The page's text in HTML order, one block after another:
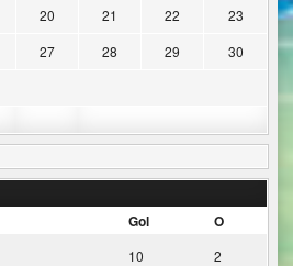
20 21 22
23
27 28 29
30
Gol O
10 2